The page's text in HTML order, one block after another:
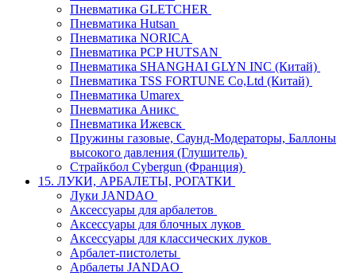
Пневматика GLETCHER
Пневматика Hutsan
Пневматика NORICA
Пневматика PCP HUTSAN
Пневматика SHANGHAI GLYN INC (Китай)
Пневматика TSS FORTUNE Co,Ltd (Китай)
Пневматика Umarex
Пневматика Аникс
Пневматика Ижевск
Пружины газовые, Саунд-Модераторы, Баллоны
высокого давления (Глушитель)
Страйкбол Cybergun (Франция)
15. ЛУКИ, АРБАЛЕТЫ, РОГАТКИ
Луки JANDAO
Аксессуары для арбалетов
Аксессуары для блочных луков
Аксессуары для классических луков
Арбалет-пистолеты
Арбалеты JANDAO